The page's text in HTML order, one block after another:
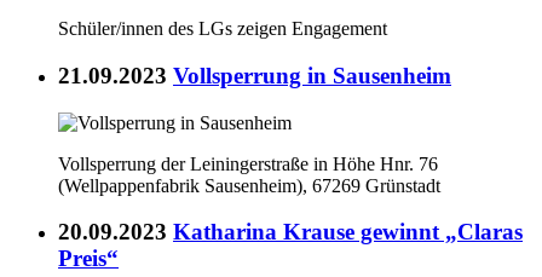
Schüler/innen des LGs zeigen Engagement
21.09.2023 Vollsperrung in Sausenheim
Vollsperrung der Leiningerstraße in Höhe Hnr. 76
(Wellpappenfabrik Sausenheim), 67269 Grünstadt
20.09.2023 Katharina Krause gewinnt „Claras
Preis“